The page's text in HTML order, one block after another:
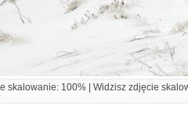
skalowanie: 100% | Widzisz zdjęcie